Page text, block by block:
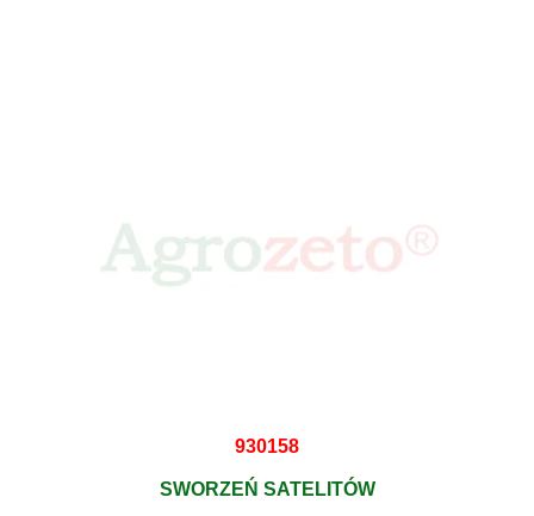
930158
SWORZEŃ SATELITÓW